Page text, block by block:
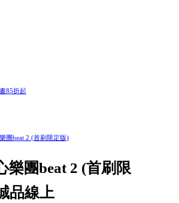
85折起
團beat 2 (首刷限定版)
樂團beat 2 (首刷限
品線上